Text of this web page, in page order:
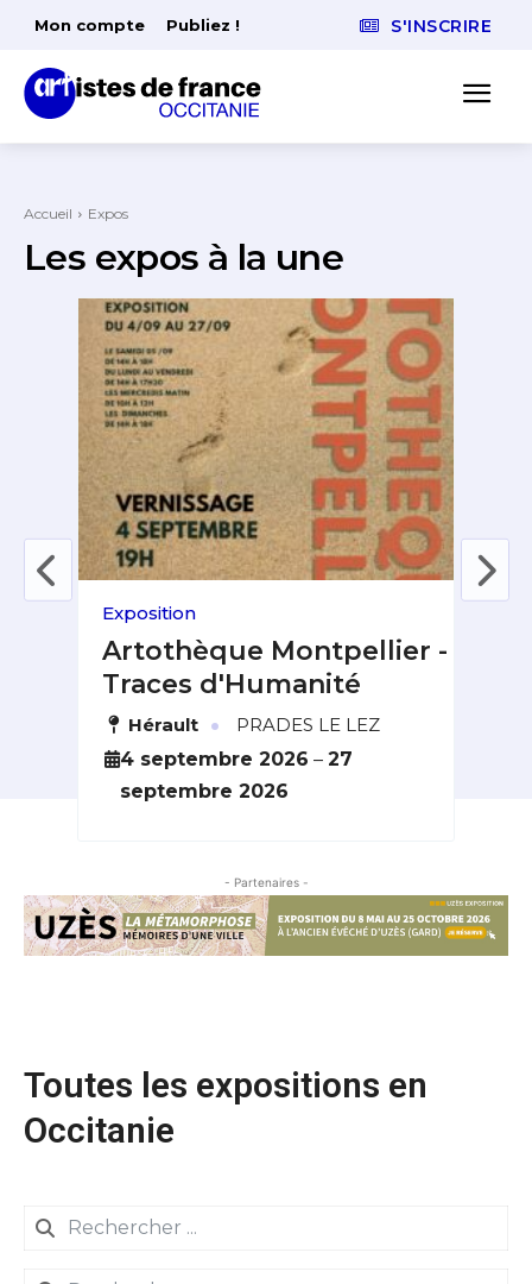
Mon compte Publiez ! S'INSCRIRE
Accueil Expos
Les expos à la une
Exposition
Artothèque Montpellier -
Traces d'Humanité
Hérault ·
PRADES LE LEZ
4 septembre 2026 –27
septembre 2026
- Partenaires -
Toutes les expositions en
Occitanie